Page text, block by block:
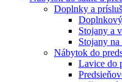
Doplnky a
Stojany a
Stojany
Nábytok do
Lavice do